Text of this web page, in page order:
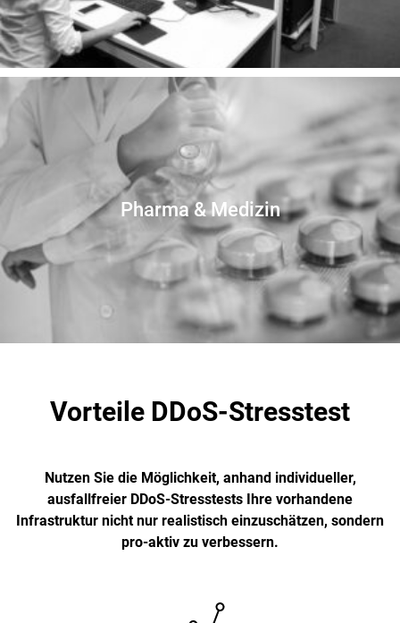
Pharma & Medizin
Vorteile DDoS-Stresstest
Nutzen Sie die Möglichkeit, anhand individueller,
ausfallfreier DDoS-Stresstests Ihre vorhandene
Infrastruktur nicht nur realistisch einzuschätzen, sondern
pro-aktiv zu verbessern.